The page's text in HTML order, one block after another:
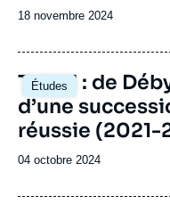
Date
publication
18 novembre 2024
Études
Image
principale
Tchad : de
d’une
réussie (2021-
Date
publication
04 octobre 2024